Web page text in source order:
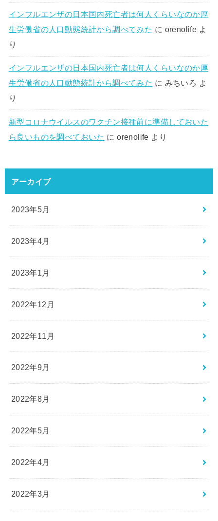
インフルエンザの日本国内死亡者は何人くらいなのか厚
生労働省の人口動態統計から調べてみた に orenolife よ
り
インフルエンザの日本国内死亡者は何人くらいなのか厚
生労働省の人口動態統計から調べてみた に みちいろ よ
り
新型コロナウイルスのワクチン接種前に準備しておいた
ら良いものを調べておいた にorenolife より
アーカイブ
2023年5月
2023年4月
2023年1月
2022年12月
2022年11月
2022年9月
2022年8月
2022年5月
2022年4月
2022年3月